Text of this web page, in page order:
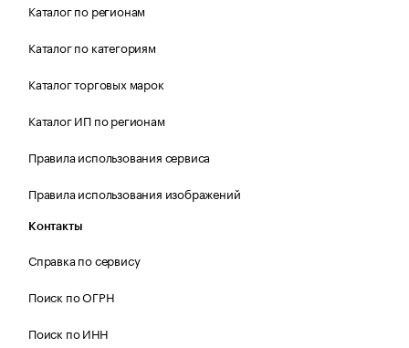
Каталог по регионам
Каталог по категориям
Каталог торговых марок
Каталог ИП по регионам
Правила использования сервиса
Правила использования изображений
Контакты
Справка по сервису
Поиск по ОГРН
Поиск по ИНН